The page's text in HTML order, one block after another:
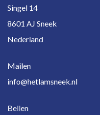
Singel 14
8601 AJ Sneek
Nederland
Mailen
info@hetlamsneek.nl
Bellen